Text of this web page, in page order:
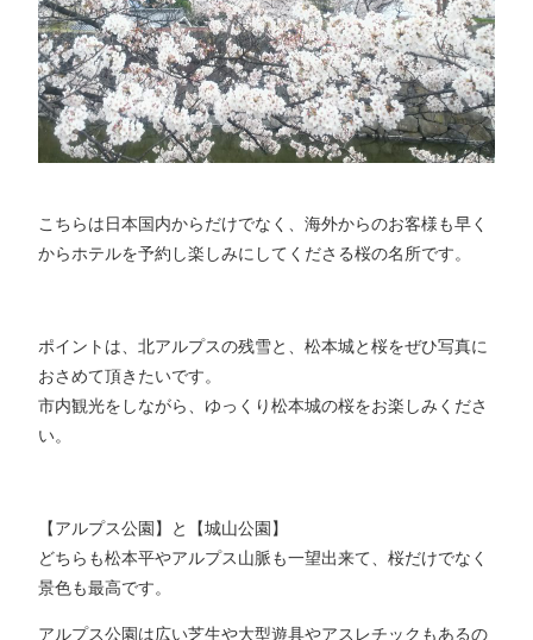
こちらは日本国内からだけでなく、海外からのお客様も早く
からホテルを予約し楽しみにしてくださる桜の名所です。
ポイントは、北アルプスの残雪と、松本城と桜をぜひ写真に
おさめて頂きたいです。
市内観光をしながら、ゆっくり松本城の桜をお楽しみくださ
い。
【アルプス公園】と【城山公園】
どちらも松本平やアルプス山脈も一望出来て、桜だけでなく
景色も最高です。
アルプス公園は広い芝生や大型遊具やアスレチックもあるの